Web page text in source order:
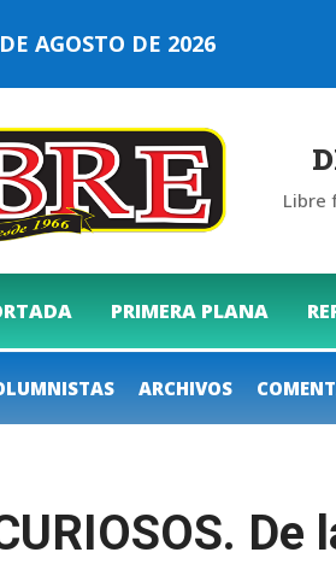
AGOSTO DE 2026
Libre
PRIMERA PLANA
ARCHIVOS